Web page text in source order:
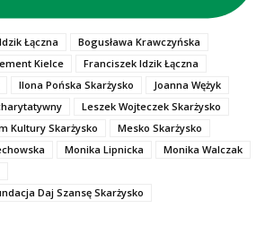
Łączna
Bogusława Krawczyńska
Kielce
Franciszek Idzik Łączna
Ilona Pońska Skarżysko
Joanna Wężyk
Leszek Wojteczek Skarżysko
Kultury Skarżysko
Mesko Skarżysko
Monika Lipnicka
Monika Walczak
Daj Szansę Skarżysko